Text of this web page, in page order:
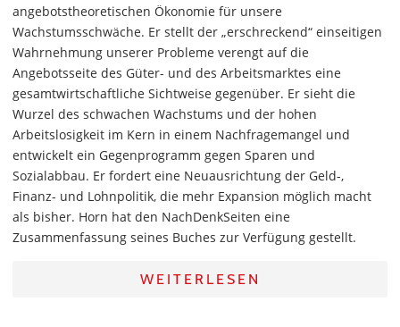
angebotstheoretischen Ökonomie für unsere
Wachstumsschwäche. Er stellt der „erschreckend“ einseitigen
Wahrnehmung unserer Probleme verengt auf die
Angebotsseite des Güter- und des Arbeitsmarktes eine
gesamtwirtschaftliche Sichtweise gegenüber. Er sieht die
Wurzel des schwachen Wachstums und der hohen
Arbeitslosigkeit im Kern in einem Nachfragemangel und
entwickelt ein Gegenprogramm gegen Sparen und
Sozialabbau. Er fordert eine Neuausrichtung der Geld-,
Finanz- und Lohnpolitik, die mehr Expansion möglich macht
als bisher. Horn hat den NachDenkSeiten eine
Zusammenfassung seines Buches zur Verfügung gestellt.
WEITERLESEN